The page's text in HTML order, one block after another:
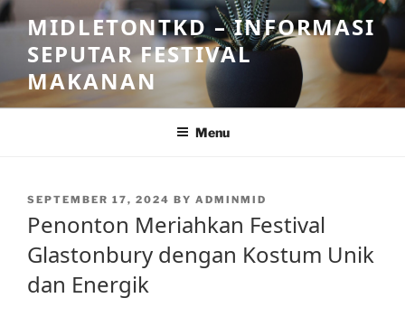
Skip
to
content
MIDLETONTKD – INFORMASI
SEPUTAR FESTIVAL
MAKANAN
Menu
POSTED
SEPTEMBER 17, 2024 BY ADMINMID
Penonton Meriahkan Festival
Glastonbury dengan Kostum Unik
dan Energik